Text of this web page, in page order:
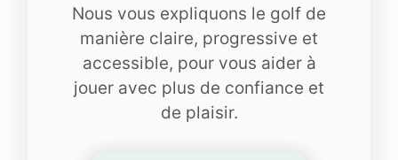
Nous vous expliquons le golf de
manière claire, progressive et
accessible, pour vous aider à
jouer avec plus de confiance et
de plaisir.